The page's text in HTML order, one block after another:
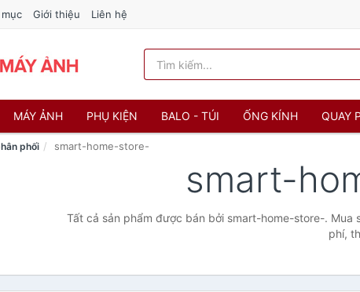
Giới thiệu Liên hệ
MÁY ẢNH PHỤ KIỆN BALO - TÚI ỐNG KÍNH QUAY
phối smart-home-store-
smart-
Tất cả sản phẩm được bán bởi smart-home-store-. Mua
phí,